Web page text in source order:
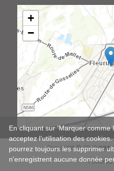
+
−
Copyright © 2019
En cliquant sur 'Marquer comme
acceptez l’utilisation des cookies.
pourrez toujours les supprimer
n'enregistrent aucune donnée